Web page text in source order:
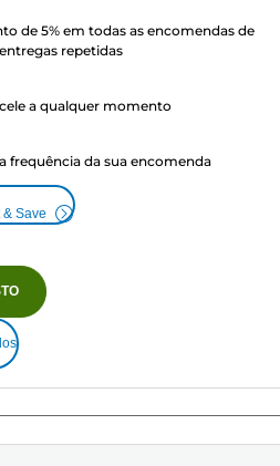
de 5% em todas as encomendas de
repetidas
a qualquer momento
frequência da sua encomenda
Save